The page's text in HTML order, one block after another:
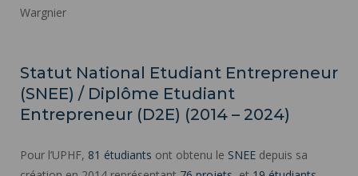
Wargnier
Statut National Etudiant Entrepreneur
(SNEE) / Diplôme Etudiant
Entrepreneur (D2E) (2014 – 2024)
Pour l’UPHF, 81 étudiants ont obtenu le SNEE depuis sa